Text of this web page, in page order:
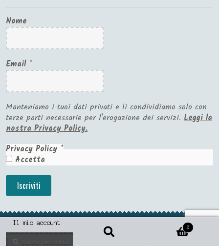
Nome
Email *
Manteniamo i tuoi dati privati e li condividiamo solo con
terze parti necessarie per l'erogazione dei servizi. Leggi la
nostra Privacy Policy.
Privacy Policy *
Accetta
Il mio account
0